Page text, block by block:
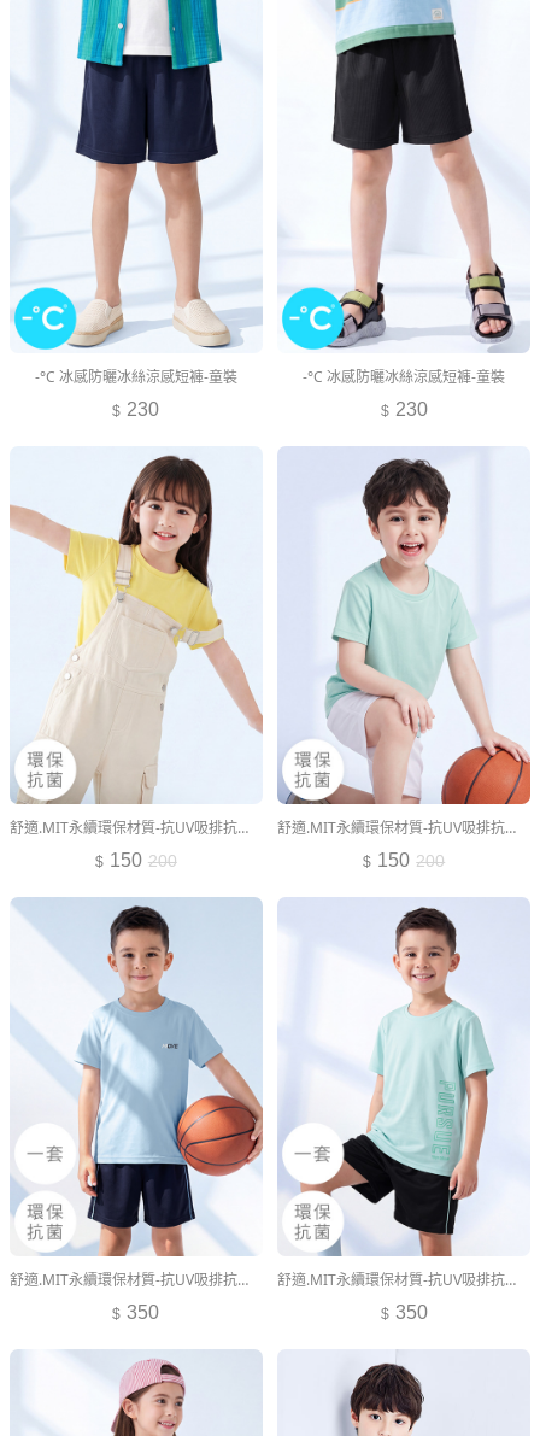
-°C 冰感防曬冰絲涼感短褲-童裝
230
-°C 冰感防曬冰絲涼感短褲-童裝
230
舒適.MIT永續環保材質-抗UV吸排抗菌圓領上衣-童裝
150 200
舒適.MIT永續環保材質-抗UV吸排抗菌圓領上衣-童裝
150 200
舒適.MIT永續環保材質-抗UV吸排抗菌文字印花運動套裝-童裝
350
舒適.MIT永續環保材質-抗UV吸排抗菌文字印花運動套裝-童裝
350